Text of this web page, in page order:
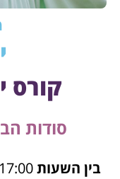
קורס
סודות
בין השעות